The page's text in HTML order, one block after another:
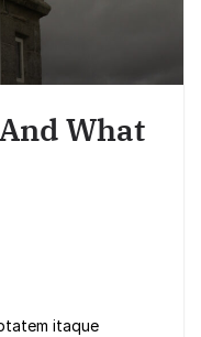
What
itaque